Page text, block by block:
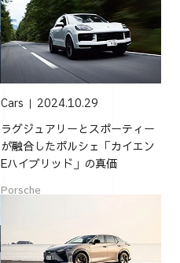
Cars 2024.10.29
ラグジュアリーとスポーティー
が融合したポルシェ「カイエン
Eハイブリッド」の真価
Porsche